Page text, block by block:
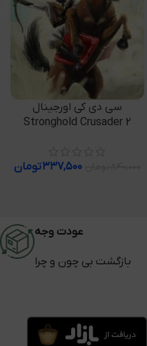
افزودن به سبد خرید
سی دی کی اورجینال
Stronghold Crusader 2
۳۳۷,۵۰۰تومان
عودت وجه
بازگشت بی چون و چرا